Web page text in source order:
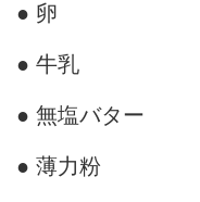
● 卵
● 牛乳
● 無塩バター
● 薄力粉